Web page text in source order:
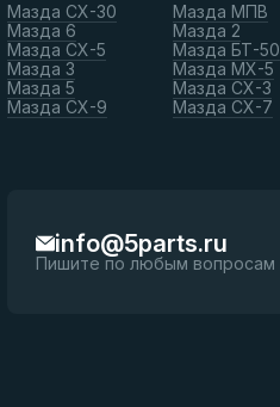
Мазда СХ-30
Мазда 6
Мазда СХ-5
Мазда 3
Мазда 5
Мазда СХ-9
Мазда МПВ
Мазда 2
Мазда БТ-50
Мазда МХ-5
Мазда СХ-3
Мазда СХ-7
info@5parts.ru
Пишите по любым вопросам